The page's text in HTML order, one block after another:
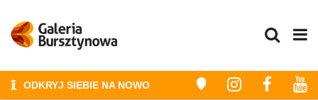
ODKRYJ SIEBIE NA NOWO